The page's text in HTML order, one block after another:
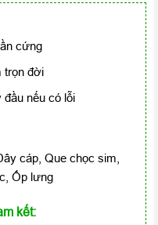
cứng
trọn đời
đầu nếu có lỗi
cáp, Que chọc sim,
Ốp lưng
kết: